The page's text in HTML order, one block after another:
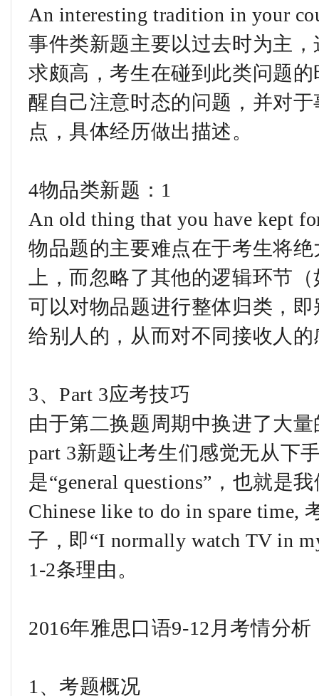
An interesting tradition in your
事件类新题主要以过去时为主
求颇高，考生在碰到此类问题
醒自己注意时态的问题，并对
点，具体经历做出描述。
4物品类新题：1
An old thing that you have kept
物品题的主要难点在于考生将
上，而忽略了其他的逻辑环节
可以对物品题进行整体归类，
给别人的，从而对不同接收人
3、Part 3应考技巧
由于第二换题周期中换进了大
part 3新题让考生们感觉无从下
是“general questions”，也就是
Chinese like to do in spare
子，即“I normally watch TV in
1-2条理由。
2016年雅思口语9-12月考情分析
1、考题概况